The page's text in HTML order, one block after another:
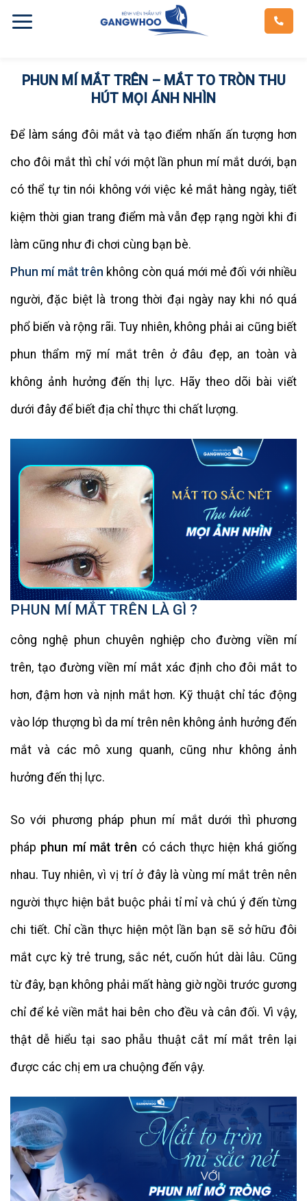
PHUN MÍ MẮT TRÊN – MẮT TO TRÒN THU
HÚT MỌI ÁNH NHÌN
Để làm sáng đôi mắt và tạo điểm nhấn ấn tượng hơn
cho đôi mắt thì chỉ với một lần phun mí mắt dưới, bạn
có thể tự tin nói không với việc kẻ mắt hàng ngày, tiết
kiệm thời gian trang điểm mà vẫn đẹp rạng ngời khi đi
làm cũng như đi chơi cùng bạn bè.
Phun mí mắt trên không còn quá mới mẻ đối với nhiều
người, đặc biệt là trong thời đại ngày nay khi nó quá
phổ biến và rộng rãi. Tuy nhiên, không phải ai cũng biết
phun thẩm mỹ mí mắt trên ở đâu đẹp, an toàn và
không ảnh hưởng đến thị lực. Hãy theo dõi bài viết
dưới đây để biết địa chỉ thực thi chất lượng.
PHUN MÍ MẮT TRÊN LÀ GÌ ?
công nghệ phun chuyên nghiệp cho đường viền mí
trên, tạo đường viền mí mắt xác định cho đôi mắt to
hơn, đậm hơn và nịnh mắt hơn. Kỹ thuật chỉ tác động
vào lớp thượng bì da mí trên nên không ảnh hưởng đến
mắt và các mô xung quanh, cũng như không ảnh
hưởng đến thị lực.
So với phương pháp phun mí mắt dưới thì phương
pháp phun mí mắt trên có cách thực hiện khá giống
nhau. Tuy nhiên, vì vị trí ở đây là vùng mí mắt trên nên
người thực hiện bắt buộc phải tỉ mỉ và chú ý đến từng
chi tiết. Chỉ cần thực hiện một lần bạn sẽ sở hữu đôi
mắt cực kỳ trẻ trung, sắc nét, cuốn hút dài lâu. Cũng
từ đây, bạn không phải mất hàng giờ ngồi trước gương
chỉ để kẻ viền mắt hai bên cho đều và cân đối. Vì vậy,
thật dễ hiểu tại sao phẫu thuật cắt mí mắt trên lại
được các chị em ưa chuộng đến vậy.